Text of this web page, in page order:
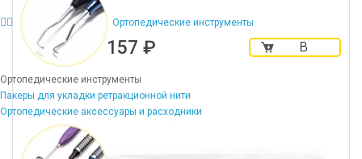
Ортопедические инструменты
Ортопедические инструменты
Пакеры для укладки ретракционной нити
Ортопедические аксессуары и расходники
157 ₽
В